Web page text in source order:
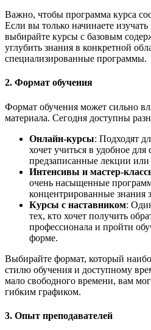
Важно, чтобы программа курса
Если вы только начинаете
выбирайте курсы с базовым
углубить знания в конкретной
специализированные программы.
2. Формат обучения
Формат обучения может сильно
материала. Сегодня доступны
Онлайн-курсы: Подходят
хочет учиться в удобное
предзаписанные лекции
Интенсивы и мастер-
очень насыщенные
концентрированные знания
Курсы с наставником:
тех, кто хочет получить
профессионала и пройти
форме.
Выбирайте формат, который
стилю обучения и доступному
мало свободного времени, вам
гибким графиком.
3. Опыт преподавателей